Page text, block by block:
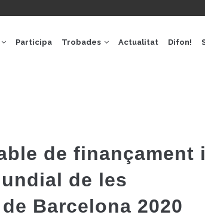
Participa Trobades Actualitat Difon!
de finançament i
de les
Barcelona 2020